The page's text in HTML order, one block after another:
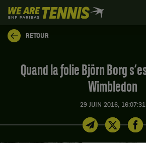
We
are
Tennis
by
RETOUR
Quand la folie Björn Borg s’est emparée de
Wimbledon
29 JUIN 2016, 16:07:31